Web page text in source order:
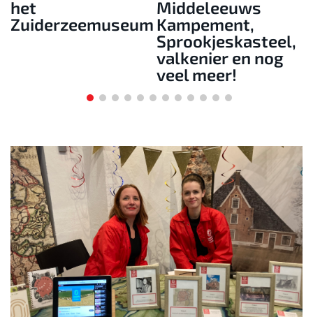
Middeleeuws
Kampement,
Sprookjeskasteel,